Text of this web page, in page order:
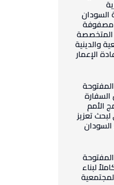
السودان
مصفوفة
المتخصصة
والدينية
الإعمار
الأمم
تعزيز
لبناء